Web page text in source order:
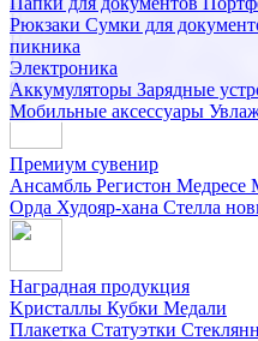
Рюкзаки Сумки для
пикника
Электроника
Аккумуляторы Зарядные
Мобильные аксессуары
Наборы из кожиНаборы
Наборы с бутылками для воды
Наборы с кружками
флешкамиНовогодние
Премиум сувенир
Ансамбль Регистон Медресе
Орда Худояр-хана Стелла
Наградная продукция
Kристаллы Кубки Медали
Плакетка Статуэтки